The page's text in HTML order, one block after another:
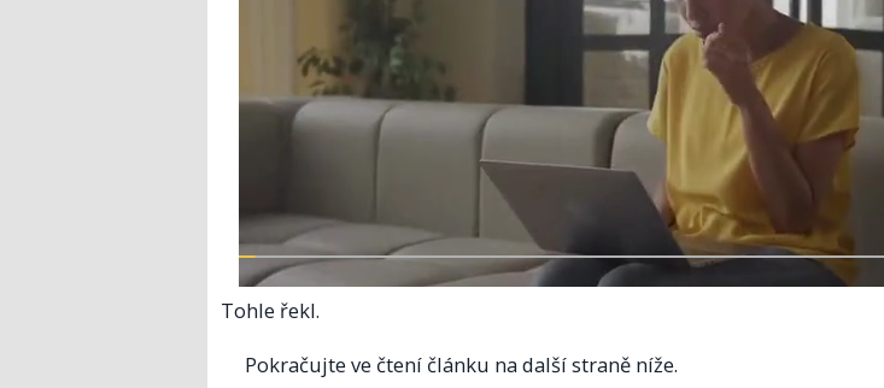
Tohle řekl.
Pokračujte ve čtení článku na další straně níže.